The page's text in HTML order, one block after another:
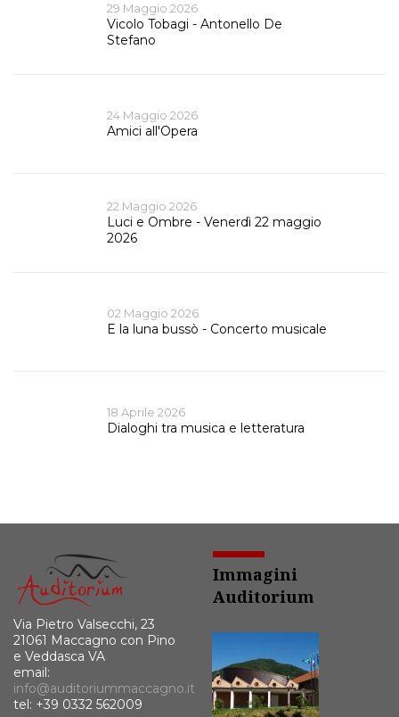
29 Maggio 2026
Vicolo Tobagi - Antonello De
Stefano
24 Maggio 2026
Amici all'Opera
22 Maggio 2026
Luci e Ombre - Venerdì 22 maggio
2026
02 Maggio 2026
E la luna bussò - Concerto musicale
18 Aprile 2026
Dialoghi tra musica e letteratura
Via Pietro Valsecchi, 23
21061 Maccagno con Pino
e Veddasca VA
email:
info@auditoriummaccagno.it
tel: +39 0332 562009
Immagini
Auditorium